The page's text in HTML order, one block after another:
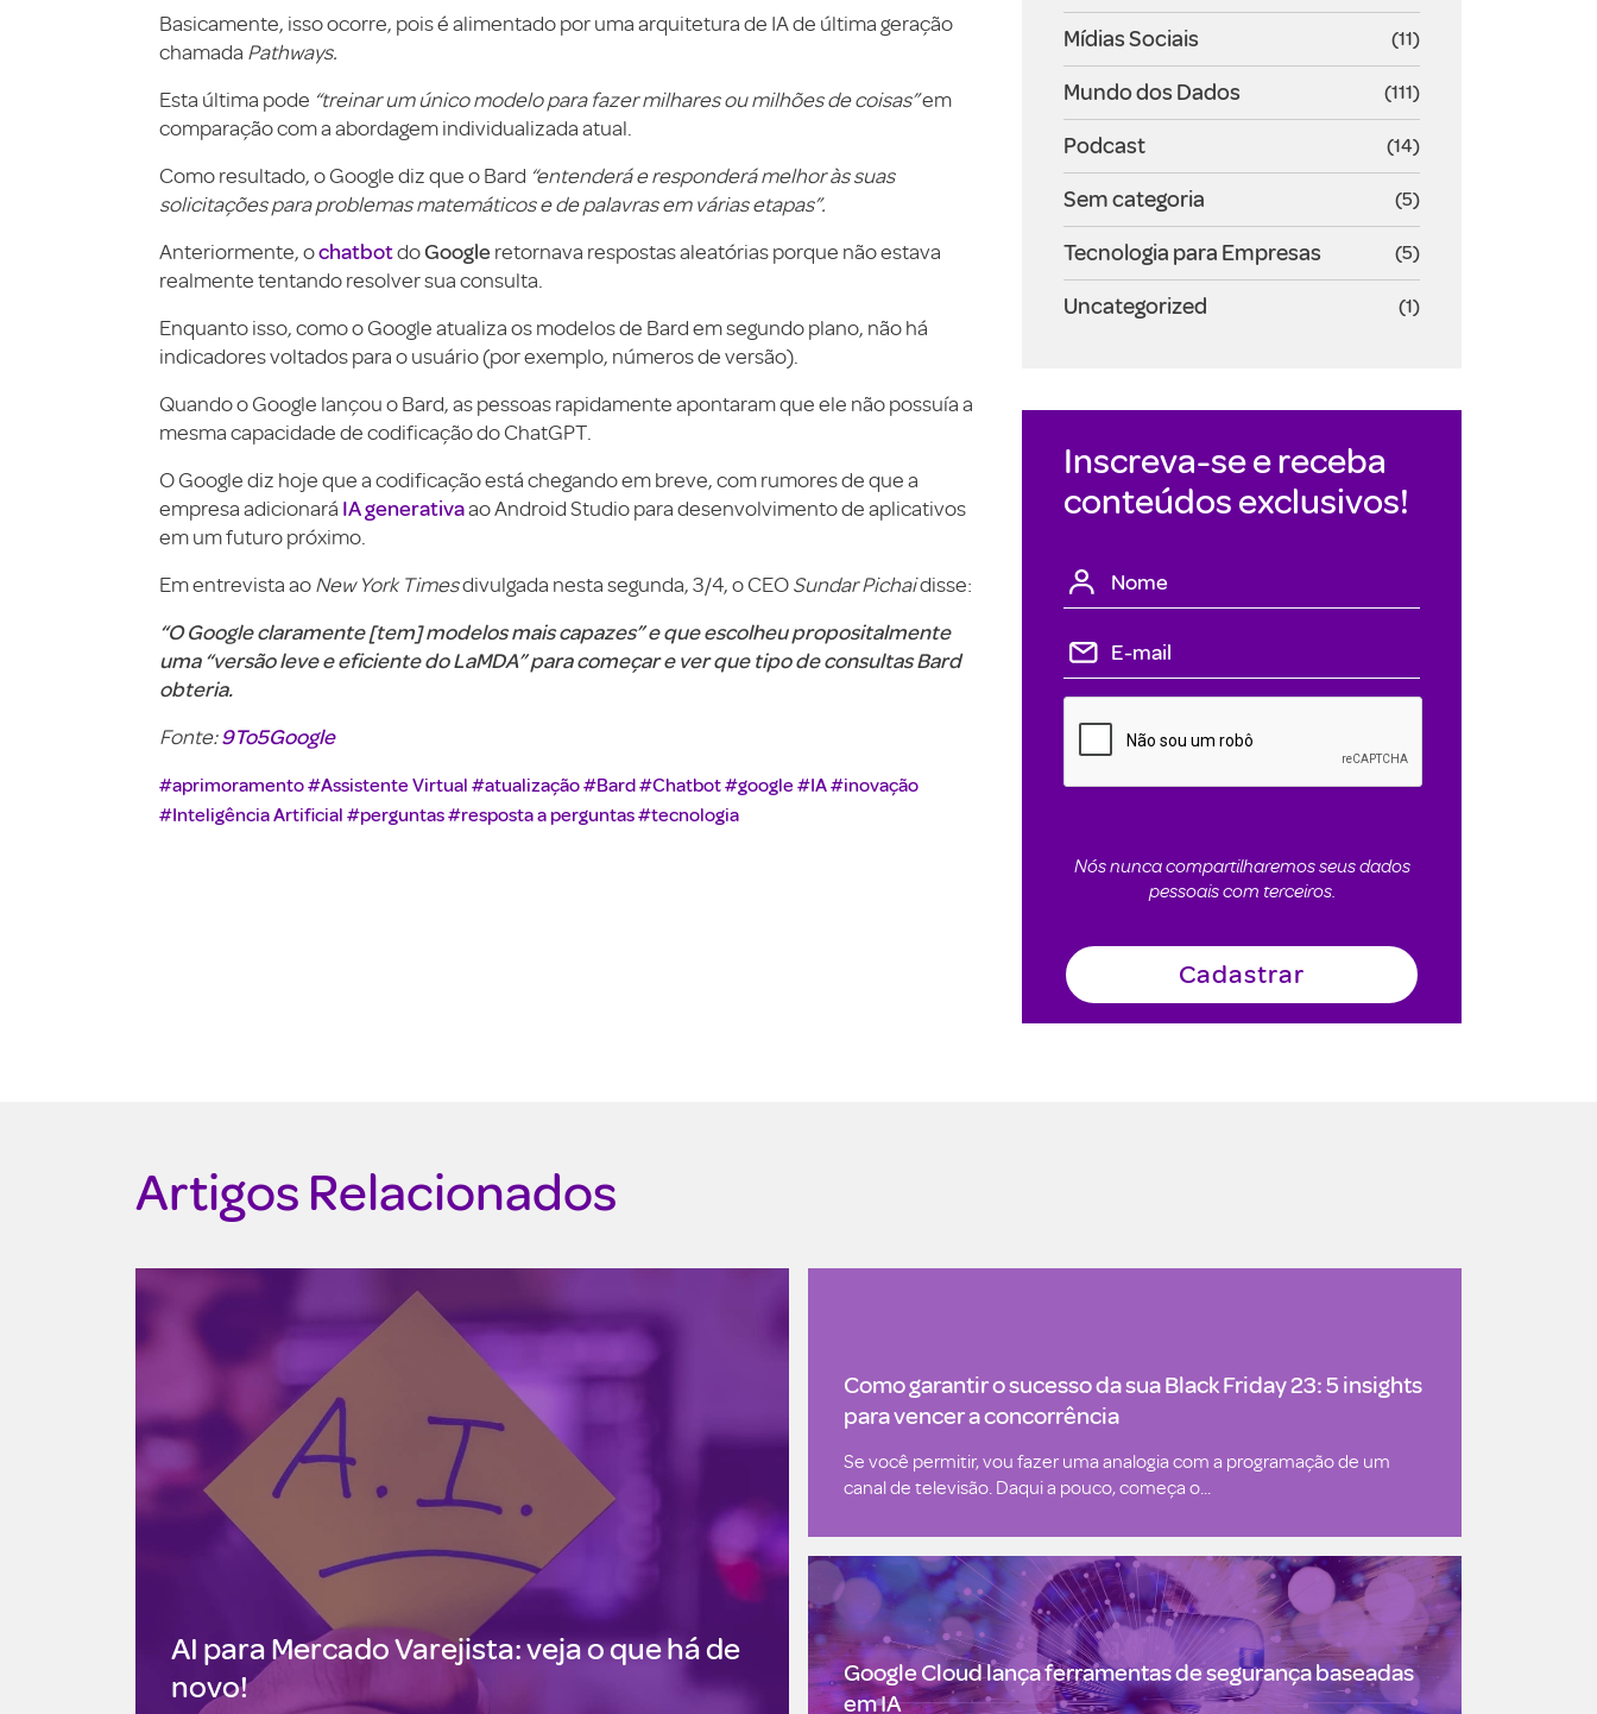
Basicamente, isso ocorre, pois é alimentado por uma arquitetura de IA de última geração
chamada Pathways.
Esta última pode “treinar um único modelo para fazer milhares ou milhões de coisas”em
comparação com a abordagem individualizada atual.
Como resultado, o Google diz que o Bard “entenderá e responderá melhor às suas
solicitações para problemas matemáticos e de palavras em várias etapas”.
Anteriormente, ochatbotdoGoogle retornava respostas aleatórias porque não estava
realmente tentando resolver sua consulta.
Enquanto isso, como o Google atualiza os modelos de Bard em segundo plano, não há
indicadores voltados para o usuário (por exemplo, números de versão).
Quando o Google lançou o Bard, as pessoas rapidamente apontaram que ele não possuía a
mesma capacidade de codificação do ChatGPT.
O Google diz hoje que a codificação está chegando em breve, com rumores de que a
empresa adicionará IA generativaao Android Studio para desenvolvimento de aplicativos
em um futuro próximo.
Em entrevista ao New York Timesdivulgada nesta segunda, 3/4, o CEO Sundar Pichaidisse:
“O Google claramente [tem] modelos mais capazes” e que escolheu propositalmente
uma “versão leve e eficiente do LaMDA” para começar e ver que tipo de consultas Bard
obteria.
Fonte:9To5Google
#aprimoramento#Assistente Virtual #atualização#Bard#Chatbot#google#IA#inovação
#Inteligência Artificial #perguntas#resposta a perguntas#tecnologia
Mídias Sociais (11)
Mundo dos Dados (111)
Podcast (14)
Sem categoria (5)
Tecnologia para Empresas (5)
Uncategorized (1)
Inscreva-se e receba
conteúdos exclusivos!
Nós nunca compartilharemos seus dados
pessoais com terceiros.
Artigos Relacionados
AI para Mercado Varejista: veja o que há de
novo!
Como garantir o sucesso da sua Black Friday 23: 5 insights
para vencer a concorrência
Se você permitir, vou fazer uma analogia com a programação de um
canal de televisão. Daqui a pouco, começa o...
Google Cloud lança ferramentas de segurança baseadas
em IA